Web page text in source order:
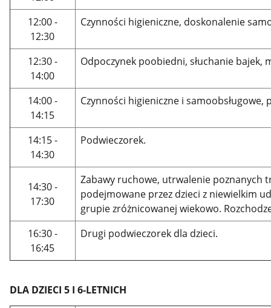
12:00 -
12:30
Czynności higieniczne, doskonalenie
12:30 -
14:00
Odpoczynek poobiedni, słuchanie bajek,
14:00 -
14:15
Czynności higieniczne i
14:15 -
14:30
Podwieczorek.
14:30 -
17:30
Zabawy ruchowe, utrwalenie poznanych
podejmowane przez dzieci z niewielkim
grupie zróżnicowanej wiekowo.
16:30 -
16:45
Drugi podwieczorek dla dzieci.
DLA DZIECI 5 I 6-LETNICH